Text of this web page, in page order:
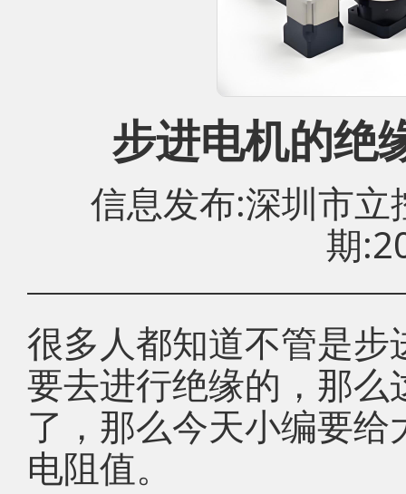
步进电机的绝
信息发布:深圳市
期
很多人都知道不管是
要去进行绝缘的，那
了，那么今天小编要
电阻值。